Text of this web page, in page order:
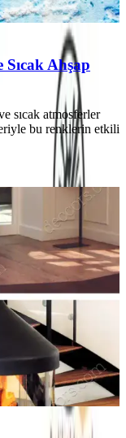
Ahşap
sıcak atmosferler
bu renklerin etkili